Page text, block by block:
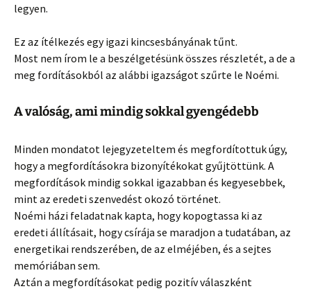
legyen.
Ez az ítélkezés egy igazi kincsesbányának tűnt.
Most nem írom le a beszélgetésünk összes részletét, a de a
meg fordításokból az alábbi igazságot szűrte le Noémi.
A valóság, ami mindig sokkal gyengédebb
Minden mondatot lejegyzeteltem és megfordítottuk úgy,
hogy a megfordításokra bizonyítékokat gyűjtöttünk. A
megfordítások mindig sokkal igazabban és kegyesebbek,
mint az eredeti szenvedést okozó történet.
Noémi házi feladatnak kapta, hogy kopogtassa ki az
eredeti állításait, hogy csírája se maradjon a tudatában, az
energetikai rendszerében, de az elméjében, és a sejtes
memóriában sem.
Aztán a megfordításokat pedig pozitív válaszként